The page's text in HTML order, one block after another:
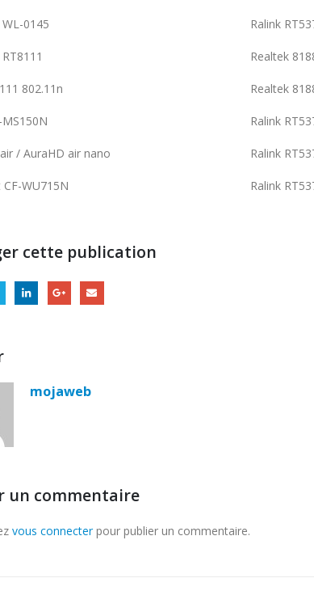
0145 Ralink
Realtek
802.11n Realtek
MS150N Ralink
/ AuraHD air nano Ralink
WU715N Ralink
cette publication
mojaweb
un commentaire
vous connecterpour publier un commentaire.